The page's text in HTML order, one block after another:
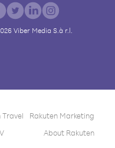
Viber Media S.à r.l.
Travel
Rakuten Marketing
About Rakuten